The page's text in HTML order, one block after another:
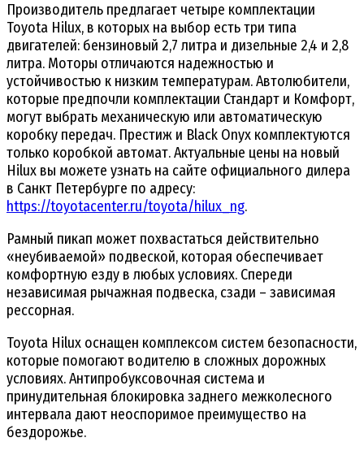
Производитель предлагает четыре комплектации
Toyota Hilux, в которых на выбор есть три типа
двигателей: бензиновый 2,7 литра и дизельные 2,4 и 2,8
литра. Моторы отличаются надежностью и
устойчивостью к низким температурам. Автолюбители,
которые предпочли комплектации Стандарт и Комфорт,
могут выбрать механическую или автоматическую
коробку передач. Престиж и Black Onyx комплектуются
только коробкой автомат. Актуальные цены на новый
Hilux вы можете узнать на сайте официального дилера
в Санкт Петербурге по адресу:
https://toyotacenter.ru/toyota/hilux_ng.
Рамный пикап может похвастаться действительно
«неубиваемой» подвеской, которая обеспечивает
комфортную езду в любых условиях. Спереди
независимая рычажная подвеска, сзади – зависимая
рессорная.
Toyota Hilux оснащен комплексом систем безопасности,
которые помогают водителю в сложных дорожных
условиях. Антипробуксовочная система и
принудительная блокировка заднего межколесного
интервала дают неоспоримое преимущество на
бездорожье.